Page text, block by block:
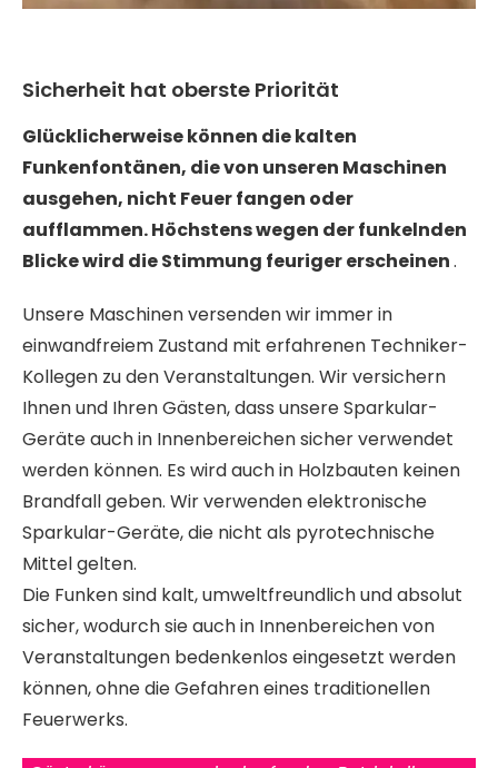
Sicherheit hat oberste Priorität
Glücklicherweise können die kalten
Funkenfontänen, die von unseren Maschinen
ausgehen, nicht Feuer fangen oder
aufflammen. Höchstens wegen der funkelnden
Blicke wird die Stimmung feuriger erscheinen.
Unsere Maschinen versenden wir immer in
einwandfreiem Zustand mit erfahrenen Techniker-
Kollegen zu den Veranstaltungen. Wir versichern
Ihnen und Ihren Gästen, dass unsere Sparkular-
Geräte auch in Innenbereichen sicher verwendet
werden können. Es wird auch in Holzbauten keinen
Brandfall geben. Wir verwenden elektronische
Sparkular-Geräte, die nicht als pyrotechnische
Mittel gelten.
Die Funken sind kalt, umweltfreundlich und absolut
sicher, wodurch sie auch in Innenbereichen von
Veranstaltungen bedenkenlos eingesetzt werden
können, ohne die Gefahren eines traditionellen
Feuerwerks.